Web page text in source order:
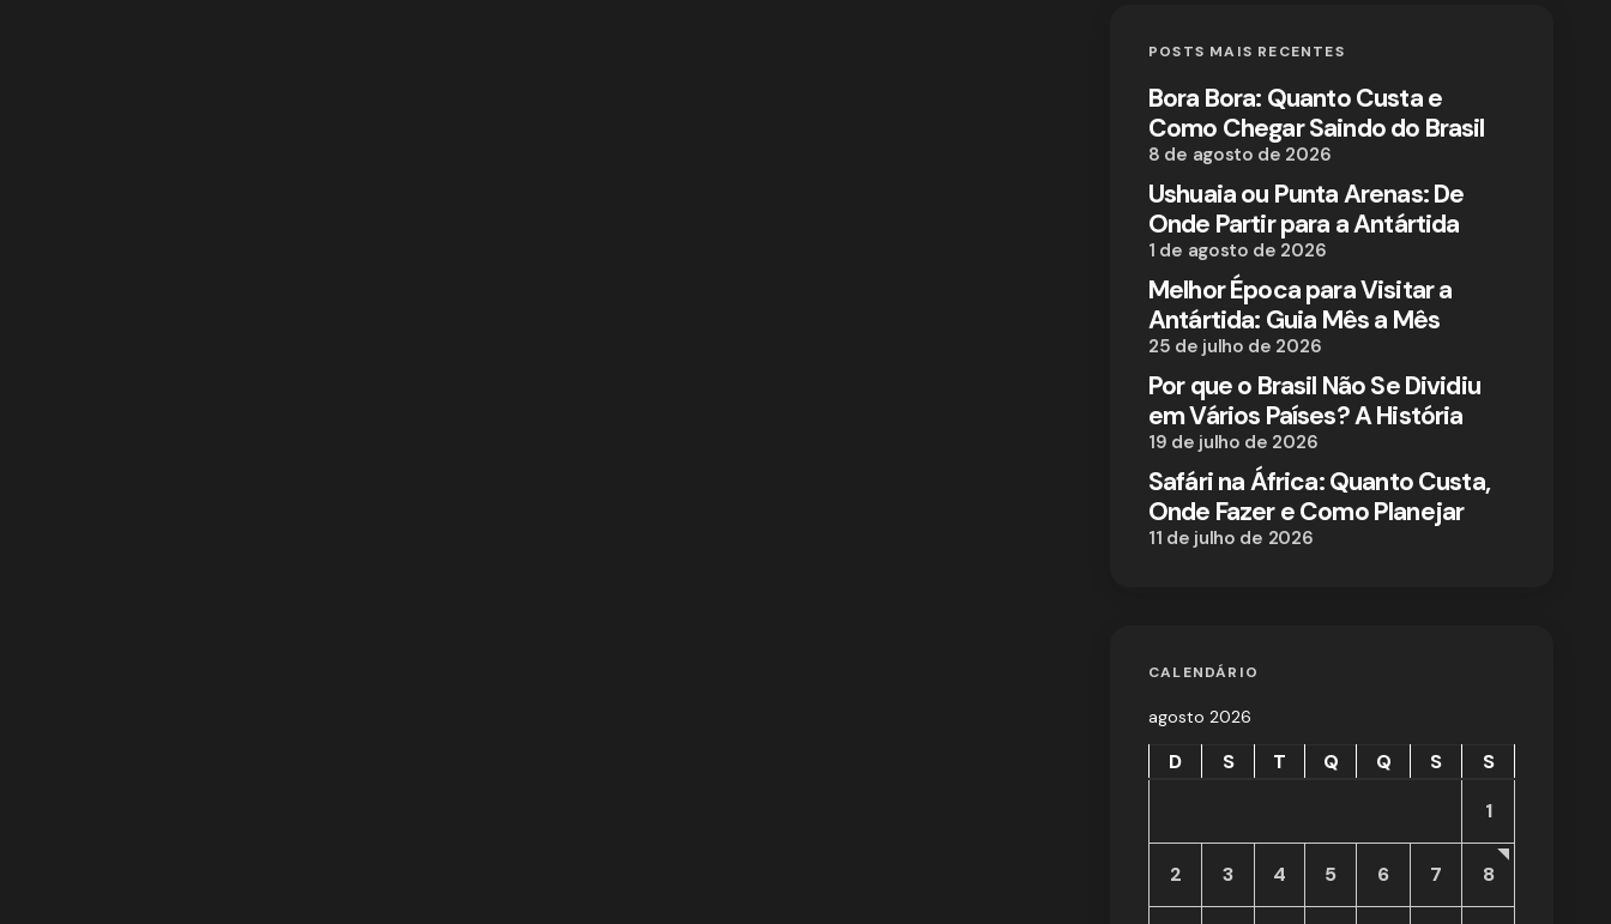
POSTS MAIS RECENTES
Bora Bora: Quanto Custa e
Como Chegar Saindo do Brasil
8 de agosto de 2026
Ushuaia ou Punta Arenas: De
Onde Partir para a Antártida
1 de agosto de 2026
Melhor Época para Visitar a
Antártida: Guia Mês a Mês
25 de julho de 2026
Por que o Brasil Não Se Dividiu
em Vários Países? A História
19 de julho de 2026
Safári na África: Quanto Custa,
Onde Fazer e Como Planejar
11 de julho de 2026
CALENDÁRIO
agosto 2026
D S T Q Q S
S
1
2 3 4 5 6 7 8